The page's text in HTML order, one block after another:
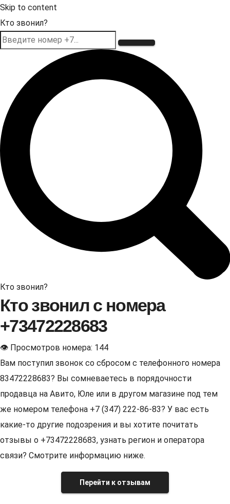
Skip to content
Кто звонил?
Кто звонил?
Кто звонил с номера
+73472228683
👁 Просмотров номера: 144
Вам поступил звонок со сбросом с телефонного номера
83472228683? Вы сомневаетесь в порядочности
продавца на Авито, Юле или в другом магазине под тем
же номером телефона +7 (347) 222-86-83? У вас есть
какие-то другие подозрения и вы хотите почитать
отзывы о +73472228683, узнать регион и оператора
связи? Смотрите информацию ниже.
Перейти к отзывам